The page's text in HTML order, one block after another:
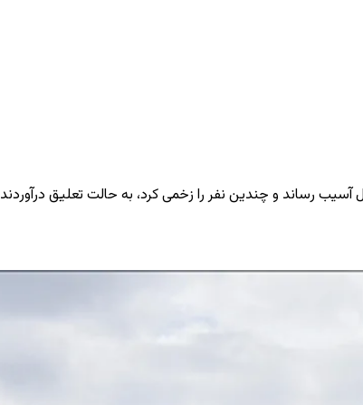
رساند و چندین نفر را زخمی کرد، به حالت تعلیق درآوردند